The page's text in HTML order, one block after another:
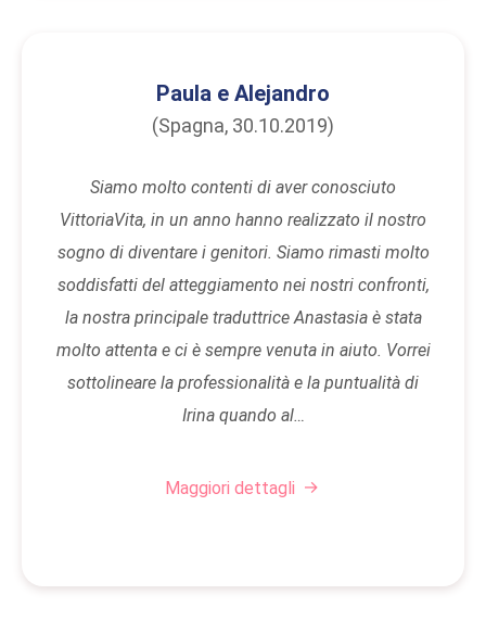
Paula e Alejandro
(Spagna, 30.10.2019)
Siamo molto contenti di aver conosciuto
VittoriaVita, in un anno hanno realizzato il nostro
sogno di diventare i genitori. Siamo rimasti molto
soddisfatti del atteggiamento nei nostri confronti,
la nostra principale traduttrice Anastasia è stata
molto attenta e ci è sempre venuta in aiuto. Vorrei
sottolineare la professionalità e la puntualità di
Irina quando al…
Maggiori dettagli